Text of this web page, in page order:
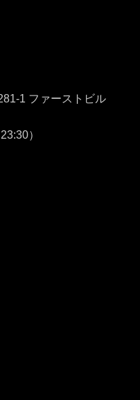
1 ファーストビル
）